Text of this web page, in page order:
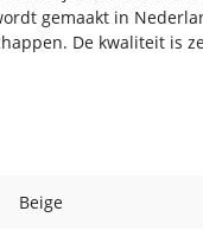
gemaakt in
De kwaliteit is
Beige